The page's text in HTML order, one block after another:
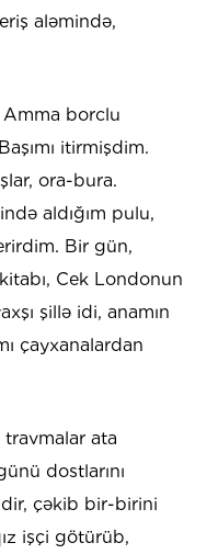
aləmində,
Amma borclu
itirmişdim.
ora-bura.
aldığım pulu,
Bir gün,
Cek Londonun
şillə idi, anamın
çayxanalardan
travmalar ata
dostlarını
çəkib bir-birini
işçi götürüb,